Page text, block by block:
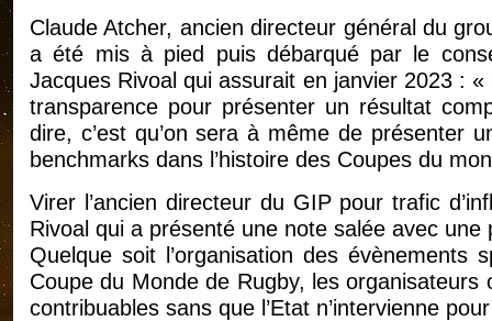
Claude Atcher, ancien directeur général du
a été mis à pied puis débarqué par le
Jacques Rivoal qui assurait en janvier 2023 :
transparence pour présenter un résultat
dire, c’est qu’on sera à même de présenter
benchmarks dans l’histoire des Coupes du
Virer l’ancien directeur du GIP pour trafic
Rivoal qui a présenté une note salée avec
Quelque soit l’organisation des
Coupe du Monde de Rugby, les
contribuables sans que l’Etat n’intervienne